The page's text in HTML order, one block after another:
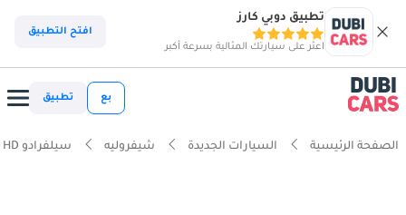
تطبيق دوبي كارز
اعثر على سيارتك المثالية بسرعة أكبر
افتح التطبيق
بع تطبيق
الصفحة الرئيسية السيارات الجديدة شيفروليه سيلفرادو HD